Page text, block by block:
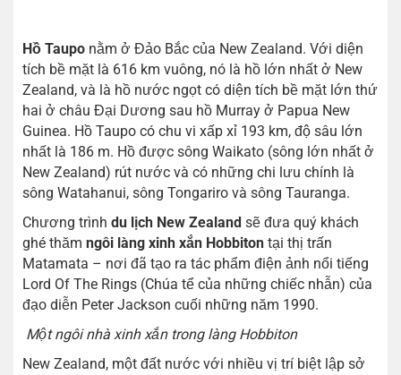
Hồ Taupo nằm ở Đảo Bắc của New Zealand. Với diện
tích bề mặt là 616 km vuông, nó là hồ lớn nhất ở New
Zealand, và là hồ nước ngọt có diện tích bề mặt lớn thứ
hai ở châu Đại Dương sau hồ Murray ở Papua New
Guinea. Hồ Taupo có chu vi xấp xỉ 193 km, độ sâu lớn
nhất là 186 m. Hồ được sông Waikato (sông lớn nhất ở
New Zealand) rút nước và có những chi lưu chính là
sông Watahanui, sông Tongariro và sông Tauranga.
Chương trình du lịch New Zealand sẽ đưa quý khách
ghé thăm ngôi làng xinh xắn Hobbiton tại thị trấn
Matamata – nơi đã tạo ra tác phẩm điện ảnh nổi tiếng
Lord Of The Rings (Chúa tể của những chiếc nhẫn) của
đạo diễn Peter Jackson cuối những năm 1990.
Một ngôi nhà xinh xắn trong làng Hobbiton
New Zealand, một đất nước với nhiều vị trí biệt lập sở